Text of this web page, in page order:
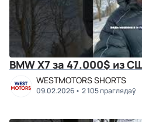
BMW X7 за 47.000$ из
WESTMOTORS SHORTS
09.02.2026 2 105 праглядаў